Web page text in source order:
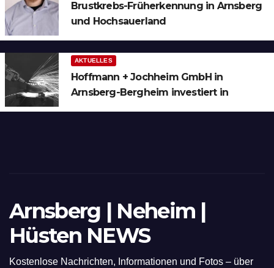
Brustkrebs-Früherkennung in Arnsberg
und Hochsauerland
AKTUELLES
Hoffmann + Jochheim GmbH in
Arnsberg-Bergheim investiert in
Arnsberg | Neheim |
Hüsten NEWS
Kostenlose Nachrichten, Informationen und Fotos – über